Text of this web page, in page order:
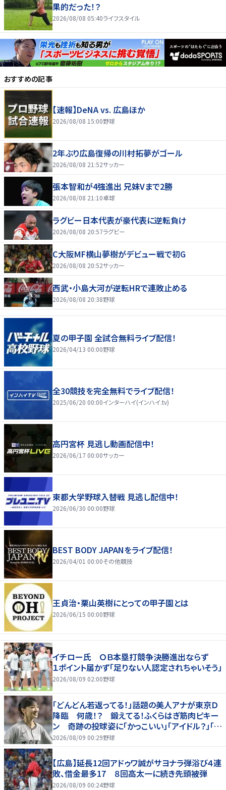
果的だった！？
2026/08/08 05:40ライフスタイル
おすすめの記事
【速報】DeNA vs. 広島ほか
2026/08/08 15:00野球
2年ぶり広島復帰の川村拓夢がゴール
2026/08/08 21:52サッカー
張本智和が4強進出 兄妹Vまで2勝
2026/08/08 21:10卓球
ラグビー日本代表が豪代表に逆転負け
2026/08/08 20:57ラグビー
C大阪MF横山夢樹がデビュー戦で初G
2026/08/08 20:52サッカー
西武・小島大河が逆転HRで連敗止める
2026/08/08 20:38野球
夏の甲子園 全試合無料ライブ配信！
2026/04/13 00:00野球
全30競技を完全無料でライブ配信！
2025/06/20 00:00インターハイ(インハイ.tv)
高円宮杯 見逃し動画配信中！
2026/06/17 00:00サッカー
東都大学野球入替戦 見逃し配信中！
2026/06/30 00:00野球
BEST BODY JAPANをライブ配信！
2026/04/01 00:00その他競技
王貞治・栗山英樹にとっての甲子園とは
2026/06/15 00:00野球
イチロー氏 ＯＢ本塁打競争決勝進出ならず
１ポイント届かず「足りない人認定されちゃいそう」
2026/08/09 02:00野球
「どんどん若返ってる！」話題の美人アナが東京Ｄ
降臨 何歳！？ 鍛えてる！ふくらはぎ筋肉ピキー
ン 奇跡の投球姿に「かっこいい」「アイドル？」「女
神」
2026/08/09 00:29野球
【広島】延長12回アドゥワ誠がサヨナラ弾浴び４連
敗、借金最多17 ８回高太一に続き先頭被弾
2026/08/09 00:24野球